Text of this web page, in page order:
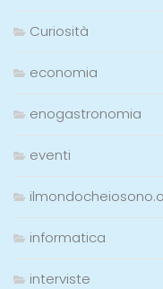
Curiosità
economia
enogastronomia
eventi
informatica
interviste